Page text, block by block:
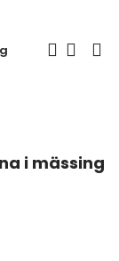
i mässing